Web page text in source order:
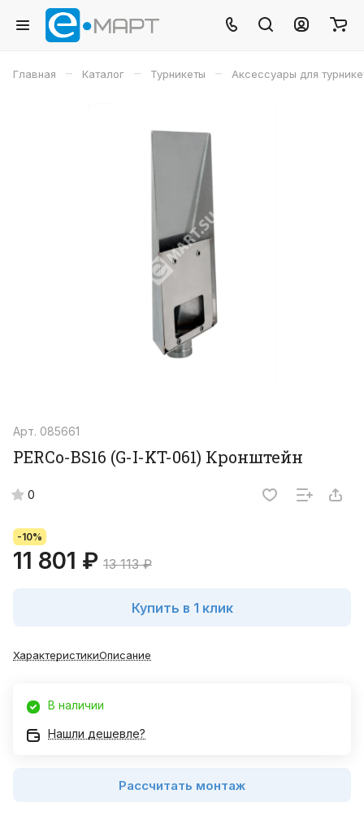
Главная – Каталог – Турникеты – Аксессуары для
Арт. 085661
PERCo-BS16 (G-I-KT-061) Кронштейн
0
-10%
11 801 ₽ 13 113 ₽
Купить в 1 клик
ХарактеристикиОписание
В наличии
Нашли дешевле?
Рассчитать монтаж